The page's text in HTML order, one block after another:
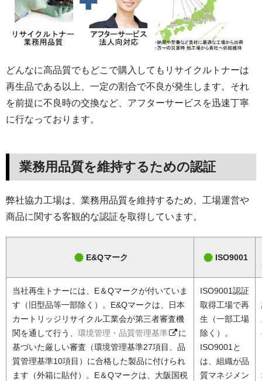
どんなに高品質でもどこで購入してもリサイクルトナーは
再生品である以上、一定の割合で不良が発生します。それ
を前提に不良時の交換など、アフターサービスを迅速丁寧
に行なっております。
業務用品質を維持するための認証
弊社協力工場は、業務用品質を維持するため、工場運営や
商品に関する客観的な認証を取得しています。
E&Qマーク ISO9001
当社再生トナーには、E＆Qマークが付いていま
す（旧型品等一部除く）。E&Qマークは、日本
カートリッジリサイクル工業会が第三者審査機
関を通して行う、 環境管理・品質管理基準
に
基づいた厳しい審査（環境管理基準27項目、品
質管理基準10項目）に合格した製品に付けられ
ます（外箱に貼付）。E＆Qマークは、大阪国税
ISO9001認証
取得工場で再
生（一部工場
除く）。
ISO9001と
は、組織が品
質マネジメン